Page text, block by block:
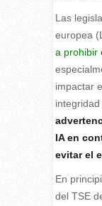
Las
europea
a prohibir
impactar
integridad
IA en
evitar el
En
del TSE